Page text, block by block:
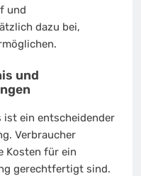
und
dazu bei,
und
ist ein entscheidender
Verbraucher
Kosten für ein
gerechtfertigt sind.